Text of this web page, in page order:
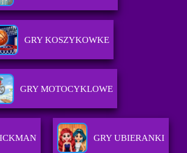
GRY KOSZYKOWKE
GRY MOTOCYKLOWE
GRY UBIERANKI